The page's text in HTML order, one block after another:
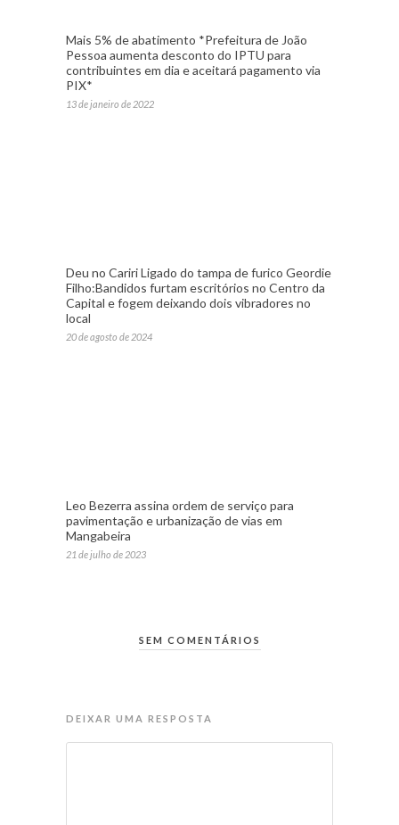
Mais 5% de abatimento *Prefeitura de João
Pessoa aumenta desconto do IPTU para
contribuintes em dia e aceitará pagamento via
PIX*
13 de janeiro de 2022
Deu no Cariri Ligado do tampa de furico Geordie
Filho:Bandidos furtam escritórios no Centro da
Capital e fogem deixando dois vibradores no
local
20 de agosto de 2024
Leo Bezerra assina ordem de serviço para
pavimentação e urbanização de vias em
Mangabeira
21 de julho de 2023
SEM COMENTÁRIOS
DEIXAR UMA RESPOSTA